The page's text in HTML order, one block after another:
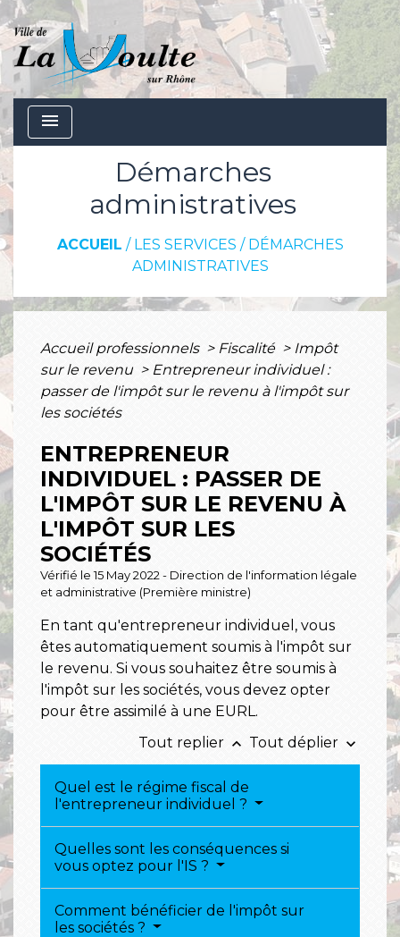
menu
Démarches
administratives
ACCUEIL / LES SERVICES / DÉMARCHES
ADMINISTRATIVES
Accueil professionnels > Fiscalité > Impôt
sur le revenu > Entrepreneur individuel :
passer de l'impôt sur le revenu à l'impôt sur
les sociétés
ENTREPRENEUR
INDIVIDUEL : PASSER DE
L'IMPÔT SUR LE REVENU À
L'IMPÔT SUR LES
SOCIÉTÉS
Vérifié le 15 May 2022 - Direction de l'information légale
et administrative (Première ministre)
En tant qu'entrepreneur individuel, vous
êtes automatiquement soumis à l'impôt sur
le revenu. Si vous souhaitez être soumis à
l'impôt sur les sociétés, vous devez opter
pour être assimilé à une EURL.
Tout replier keyboard_arrow_up Tout déplier keyboard_arrow_down
Quel est le régime fiscal de
l'entrepreneur individuel ?
Quelles sont les conséquences si
vous optez pour l'IS ?
Comment bénéficier de l'impôt sur
les sociétés ?